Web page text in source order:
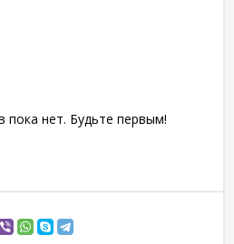
нет. Будьте первым!